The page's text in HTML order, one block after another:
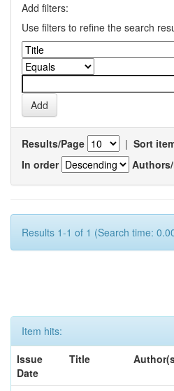
Add filters:
Use filters to refine the search
Results/Page | Sort
In order
Results 1-1 of 1 (Search time:
Item hits:
Issue
Date
Title